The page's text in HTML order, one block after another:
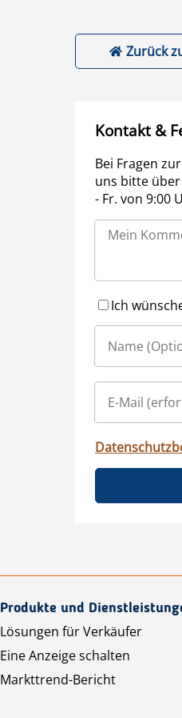
Zurück
Kontakt &
Bei Fragen
uns bitte über
- Fr. von 9:00
Ich
Produkte und
Lösungen für Verkäufer
Eine Anzeige schalten
Markttrend-Bericht